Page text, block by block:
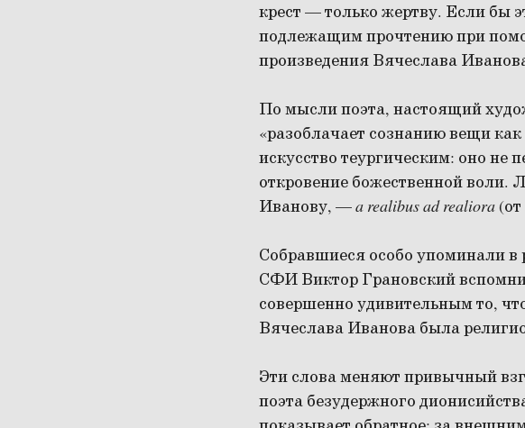
крест — только жертву. Если бы
подлежащим прочтению при
произведения Вячеслава
По мысли поэта, настоящий
«разоблачает сознанию вещи
искусство теургическим: оно не
откровение божественной воли.
Иванову, —a realibus ad realiora
Собравшиеся особо упоминали в
СФИ Виктор Грановский
совершенно удивительным то,
Вячеслава Иванова была
Эти слова меняют привычный
поэта безудержного